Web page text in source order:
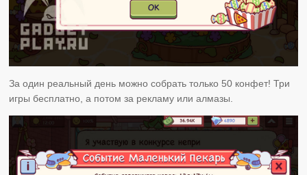
За один реальный день можно собрать только 50 конфет! Три
игры бесплатно, а потом за рекламу или алмазы.